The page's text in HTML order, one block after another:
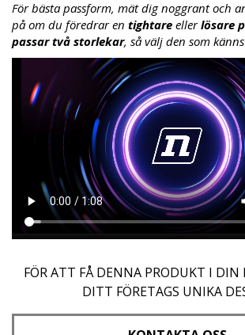
För bästa passform, mät dig noggrant och
på om du föredrar en tightare ellerlösare
passar två storlekar, så välj den som
FÖR ATT FÅ DENNA PRODUKT I DIN
DITT FÖRETAGS UNIKA